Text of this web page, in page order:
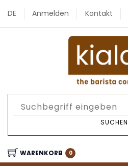
DE Anmelden Kontakt
SUCHEN
WARENKORB 0